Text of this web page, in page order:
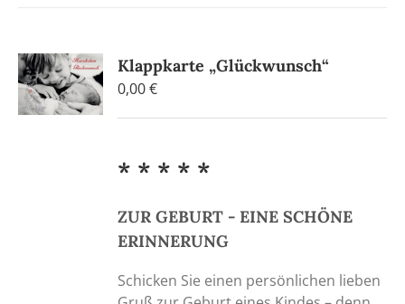
Klappkarte „Glückwunsch“
0,00€
* * * * *
ZUR GEBURT - EINE SCHÖNE
ERINNERUNG
Schicken Sie einen persönlichen lieben